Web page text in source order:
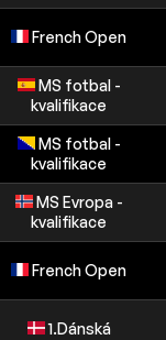
French Open
MS fotbal -
kvalifikace
MS fotbal -
kvalifikace
MS Evropa -
kvalifikace
French Open
1.Dánská